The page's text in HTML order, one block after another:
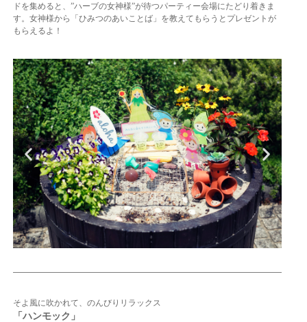
ドを集めると、”ハーブの女神様”が待つパーティー会場にたどり着きま
す。女神様から「ひみつのあいことば」を教えてもらうとプレゼントが
もらえるよ！
そよ風に吹かれて、のんびりリラックス
「ハンモック」